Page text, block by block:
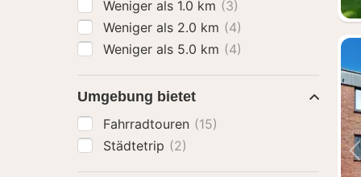
Weniger als 1.0 km (3)
Weniger als 2.0 km (4)
Weniger als 5.0 km (4)
Umgebung bietet
Fahrradtouren (15)
Städtetrip (2)